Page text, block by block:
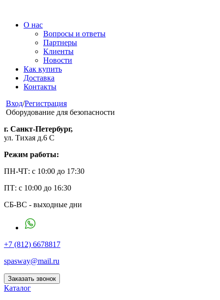
О нас
Вопросы и ответы
Партнеры
Клиенты
Новости
Как купить
Доставка
Контакты
Вход/Регистрация
Оборудование для безопасности
г. Санкт-Петербург,
ул. Тихая д.6 С
Режим работы:
ПН-ЧТ: с 10:00 до 17:30
ПТ: с 10:00 до 16:30
СБ-ВС - выходные дни
+7 (812) 6678817
spasway@mail.ru
Заказать звонок
Каталог